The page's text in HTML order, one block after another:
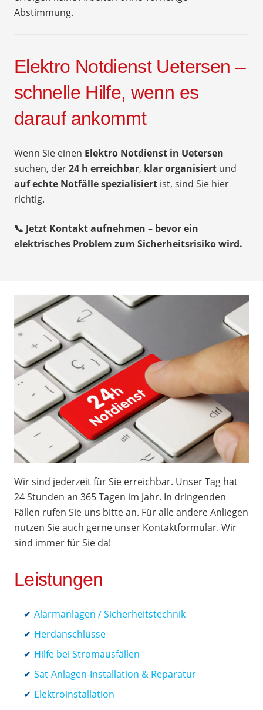
Abstimmung.
Elektro Notdienst Uetersen –
schnelle Hilfe, wenn es
darauf ankommt
Wenn Sie einen Elektro Notdienst in Uetersen
suchen, der24 h erreichbar, klar organisiert und
auf echte Notfälle spezialisiert ist, sind Sie hier
richtig.
📞 Jetzt Kontakt aufnehmen – bevor ein
elektrisches Problem zum Sicherheitsrisiko wird.
Wir sind jederzeit für Sie erreichbar. Unser Tag hat
24 Stunden an 365 Tagen im Jahr. In dringenden
Fällen rufen Sie uns bitte an. Für alle andere Anliegen
nutzen Sie auch gerne unser Kontaktformular. Wir
sind immer für Sie da!
Leistungen
Alarmanlagen / Sicherheitstechnik
Herdanschlüsse
Hilfe bei Stromausfällen
Sat-Anlagen-Installation & Reparatur
Elektroinstallation